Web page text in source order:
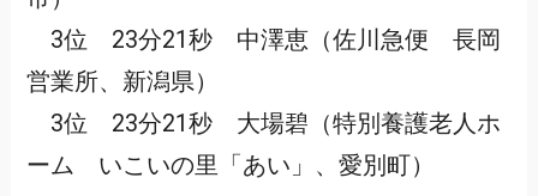
3位 23分21秒 中澤恵（佐川急便 長岡
営業所、新潟県）
3位 23分21秒 大場碧（特別養護老人ホ
ーム いこいの里「あい」、愛別町）